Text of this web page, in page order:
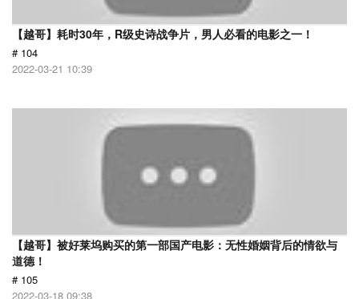
【越哥】耗时30年，R级史诗战争片，男人必看的电影之一！
# 104
2022-03-21 10:39
【越哥】被好莱坞购买的第一部国产电影：无性婚姻背后的情欲与
道德！
# 105
2022-03-18 09:38